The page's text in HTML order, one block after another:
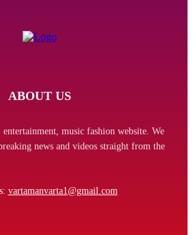
ABOUT US
music fashion website. We
news and videos straight from the
vartamanvarta1@gmail.com